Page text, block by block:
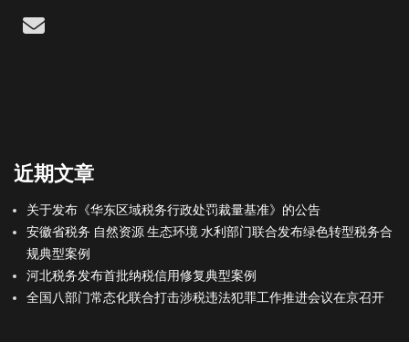
Email
近期文章
关于发布《华东区域税务行政处罚裁量基准》的公告
安徽省税务 自然资源 生态环境 水利部门联合发布绿色转型税务合
规典型案例
河北税务发布首批纳税信用修复典型案例
全国八部门常态化联合打击涉税违法犯罪工作推进会议在京召开